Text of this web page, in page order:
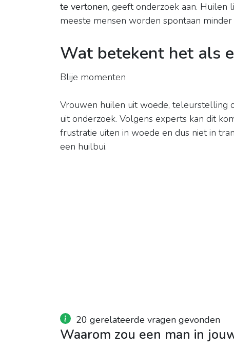
te vertonen, geeft onderzoek aan. Huilen
meeste mensen worden spontaan minder
Wat betekent het als
Blije momenten
Vrouwen huilen uit woede, teleurstelling
uit onderzoek. Volgens experts kan dit
frustratie uiten in woede en dus niet in
een huilbui.
20 gerelateerde vragen gevonden
Waarom zou een man in